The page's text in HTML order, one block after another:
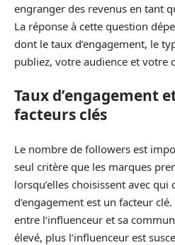
engranger des revenus en tant
La réponse à cette question
dont le taux d’engagement, le
publiez, votre audience et votre
Taux d’engagement
facteurs clés
Le nombre de followers est
seul critère que les marques
lorsqu’elles choisissent avec qui
d’engagement est un facteur
entre l’influenceur et sa
élevé, plus l’influenceur est